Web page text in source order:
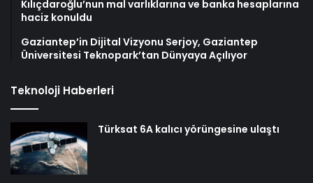
Kılıçdaroğlu’nun mal varlıklarına ve banka hesaplarına
haciz konuldu
Gaziantep’in Dijital Vizyonu Serjoy, Gaziantep
Üniversitesi Teknopark’tan Dünyaya Açılıyor
Teknoloji Haberleri
Türksat 6A kalıcı yörüngesine ulaştı